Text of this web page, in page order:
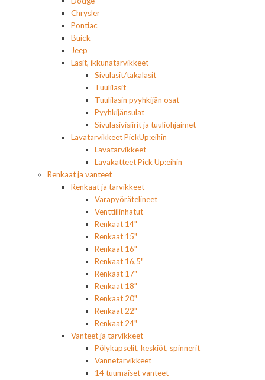
Chrysler
Pontiac
Buick
Jeep
Lasit, ikkunatarvikkeet
Sivulasit/takalasit
Tuulilasit
Tuulilasin pyyhkijän osat
Pyyhkijänsulat
Sivulasivisiirit ja tuuliohjaimet
Lavatarvikkeet PickUp:eihin
Lavatarvikkeet
Lavakatteet Pick Up:eihin
Renkaat ja vanteet
Renkaat ja tarvikkeet
Varapyörätelineet
Venttiilinhatut
Renkaat 14"
Renkaat 15"
Renkaat 16"
Renkaat 16,5"
Renkaat 17"
Renkaat 18"
Renkaat 20"
Renkaat 22"
Renkaat 24"
Vanteet ja tarvikkeet
Pölykapselit, keskiöt, spinnerit
Vannetarvikkeet
14 tuumaiset vanteet